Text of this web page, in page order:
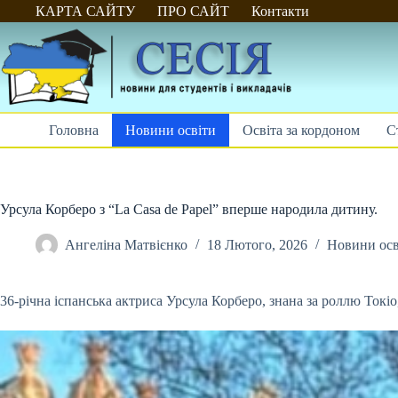
Перейти
до
КАРТА САЙТУ ПРО САЙТ Контакти
Головна Новини освіти Освіта за кордоном
Урсула Корберо з “La Casa de Papel” вперше народила дитину.
Ангеліна Матвієнко 18 Лютого, 2026 Новини
36-річна іспанська актриса Урсула Корберо, знана за роллю